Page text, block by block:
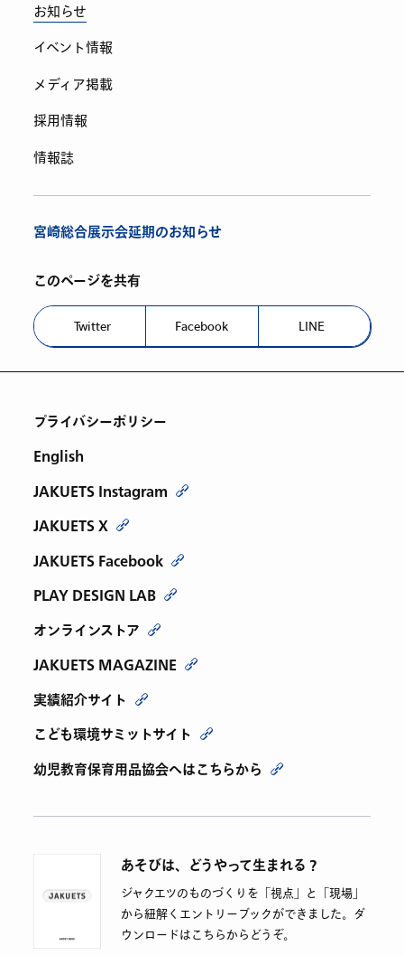
お知らせ
イベント情報
メディア掲載
採用情報
情報誌
宮崎総合展示会延期のお知らせ
このページを共有
Twitter Facebook LINE
プライバシーポリシー
English
JAKUETS Instagram
JAKUETS X
JAKUETS Facebook
PLAY DESIGN LAB
オンラインストア
JAKUETS MAGAZINE
実績紹介サイト
こども環境サミットサイト
幼児教育保育用品協会へはこちらから
あそびは、どうやって生まれる？
ジャクエツのものづくりを「視点」と「現場」
から紐解くエントリーブックができました。ダ
ウンロードはこちらからどうぞ。